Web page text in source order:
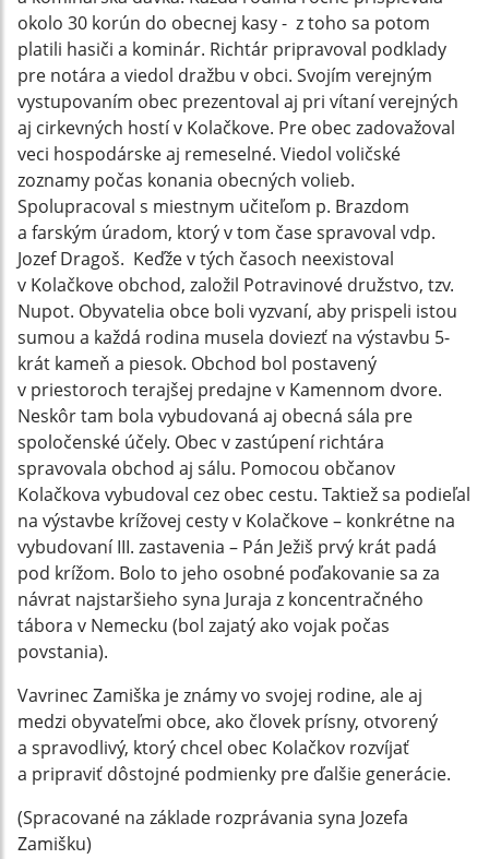
okolo 30 korún do obecnej kasy - z toho sa potom
platili hasiči a kominár. Richtár pripravoval podklady
pre notára a viedol dražbu v obci. Svojím verejným
vystupovaním obec prezentoval aj pri vítaní verejných
aj cirkevných hostí v Kolačkove. Pre obec zadovažoval
veci hospodárske aj remeselné. Viedol voličské
zoznamy počas konania obecných volieb.
Spolupracoval s miestnym učiteľom p. Brazdom
a farským úradom, ktorý v tom čase spravoval vdp.
Jozef Dragoš. Keďže v tých časoch neexistoval
v Kolačkove obchod, založil Potravinové družstvo, tzv.
Nupot. Obyvatelia obce boli vyzvaní, aby prispeli istou
sumou a každá rodina musela doviezť na výstavbu 5-
krát kameň a piesok. Obchod bol postavený
v priestoroch terajšej predajne v Kamennom dvore.
Neskôr tam bola vybudovaná aj obecná sála pre
spoločenské účely. Obec v zastúpení richtára
spravovala obchod aj sálu. Pomocou občanov
Kolačkova vybudoval cez obec cestu. Taktiež sa podieľal
na výstavbe krížovej cesty v Kolačkove – konkrétne na
vybudovaní III. zastavenia – Pán Ježiš prvý krát padá
pod krížom. Bolo to jeho osobné poďakovanie sa za
návrat najstaršieho syna Juraja z koncentračného
tábora v Nemecku (bol zajatý ako vojak počas
povstania).
Vavrinec Zamiška je známy vo svojej rodine, ale aj
medzi obyvateľmi obce, ako človek prísny, otvorený
a spravodlivý, ktorý chcel obec Kolačkov rozvíjať
a pripraviť dôstojné podmienky pre ďalšie generácie.
(Spracované na základe rozprávania syna Jozefa
Zamišku)